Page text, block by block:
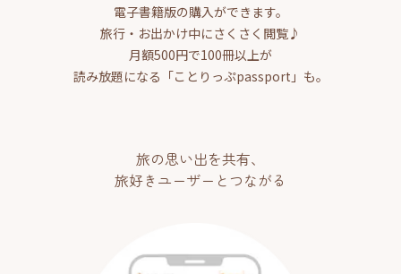
電子書籍版の購入ができます。
旅行・お出かけ中にさくさく閲覧♪
月額500円で100冊以上が
読み放題になる「ことりっぷpassport」も。
旅の思い出を共有、
旅好きユーザーとつながる